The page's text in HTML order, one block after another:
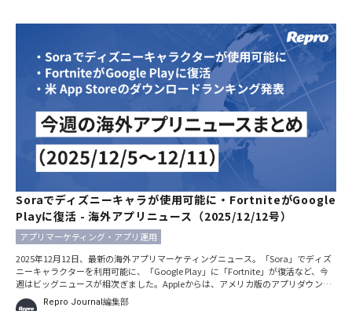
Soraでディズニーキャラが使用可能に・FortniteがGoogle
Playに復活 - 海外アプリニュース（2025/12/12号）
アプリマーケティング・アプリ運用
2025年12月12日、最新の海外アプリマーケティングニュース。「Sora」でディズ
ニーキャラクターを利用可能に、「Google Play」に「Fortnite」が復活など、今
週はビッグニュースが相次ぎました。Appleからは、アメリカ版のアプリダウンロ
ードランキングが発表されています。 ※本記事における日時の記載は、特別な断り
Repro Journal編集部